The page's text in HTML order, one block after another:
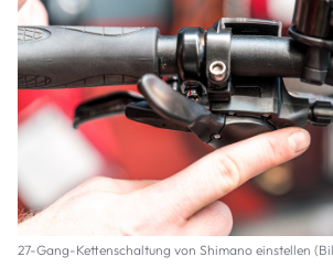
27-Gang-Kettenschaltung von Shimano einstellen